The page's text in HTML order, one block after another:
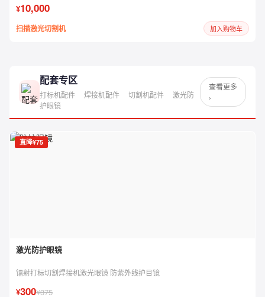
¥10,000
扫描激光切割机 加入购物车
配套专区
打标机配件 焊接机配件 切割机配件
激光防
护眼镜
查看更多
›
直降¥75
激光防护眼镜
镭射打标切割焊接机激光眼镜 防紫外线护目镜
¥300¥375